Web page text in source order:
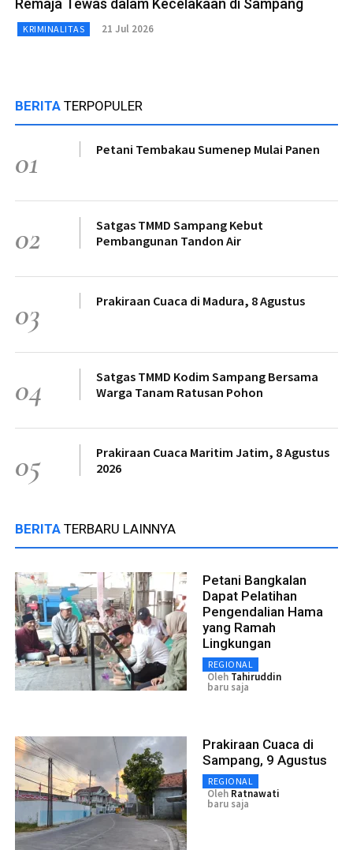
KRIMINALITAS 21 Jul 2026
BERITA TERPOPULER
01 Petani Tembakau Sumenep Mulai Panen
02
Satgas TMMD Sampang Kebut
Pembangunan Tandon Air
03 Prakiraan Cuaca di Madura, 8 Agustus
04
Satgas TMMD Kodim Sampang Bersama
Warga Tanam Ratusan Pohon
05
Prakiraan Cuaca Maritim Jatim, 8 Agustus
2026
BERITA TERBARU LAINNYA
Petani Bangkalan
Dapat Pelatihan
Pengendalian Hama
yang Ramah
Lingkungan
REGIONAL
Oleh Tahiruddin
baru saja
Prakiraan Cuaca di
Sampang, 9 Agustus
REGIONAL
Oleh Ratnawati
baru saja